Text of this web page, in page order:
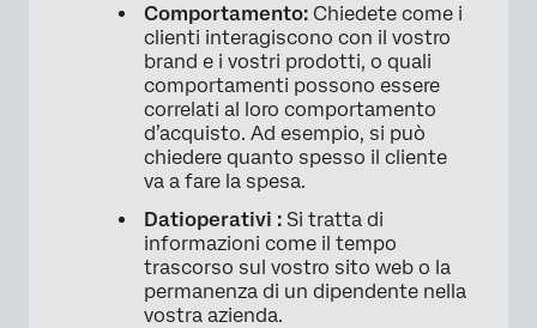
Comportamento: Chiedete come i
clienti interagiscono con il vostro
brand e i vostri prodotti, o quali
comportamenti possono essere
correlati al loro comportamento
d’acquisto. Ad esempio, si può
chiedere quanto spesso il cliente
va a fare la spesa.
Datioperativi : Si tratta di
informazioni come il tempo
trascorso sul vostro sito web o la
permanenza di un dipendente nella
vostra azienda.